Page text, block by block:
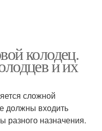
колодец.
и их
сложной
должны входить
разного назначения.